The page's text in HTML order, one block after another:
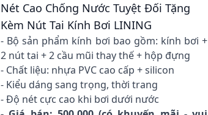
Nét Cao Chống Nước Tuyệt Đối Tặng
Kèm Nút Tai Kính Bơi LINING
- Bộ sản phẩm kính bơi bao gồm: kính bơi +
2 nút tai + 2 cầu mũi thay thế + hộp đựng
- Chất liệu: nhựa PVC cao cấp + silicon
- Kiểu dáng sang trọng, thời trang
- Độ nét cực cao khi bơi dưới nước